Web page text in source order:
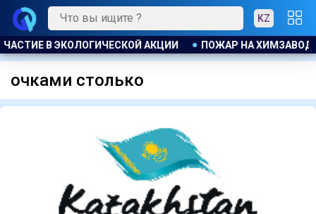
KZ
В ЭКОЛОГИЧЕСКОЙ АКЦИИ ПОЖАР НА ХИМЗАВОДЕ
очками столько